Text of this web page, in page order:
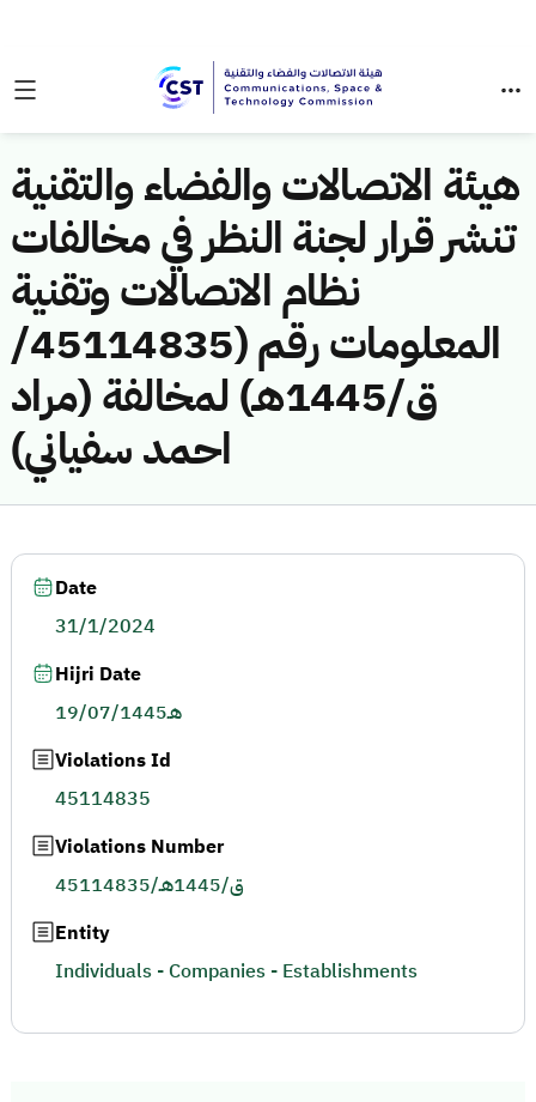
هيئة الاتصالات والفضاء والتقنية
تنشر قرار لجنة النظر في مخالفات
نظام الاتصالات وتقنية
المعلومات رقم (45114835/
ق/1445هـ) لمخالفة (مراد
احمد سفياني)
Date
31/1/2024
Hijri Date
19/07/1445هـ
Violations Id
45114835
Violations Number
45114835/ق/1445هـ
Entity
Individuals - Companies - Establishments